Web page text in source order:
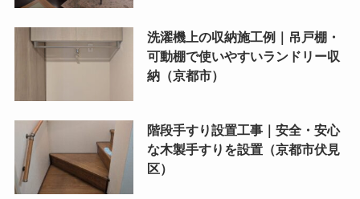
洗濯機上の収納施工例｜吊戸棚・
可動棚で使いやすいランドリー収
納（京都市）
階段手すり設置工事｜安全・安心
な木製手すりを設置（京都市伏見
区）